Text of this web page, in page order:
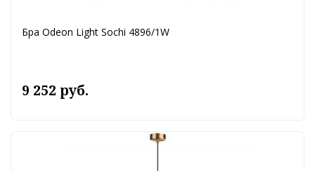
Бра Odeon Light Sochi 4896/1W
9 252 руб.